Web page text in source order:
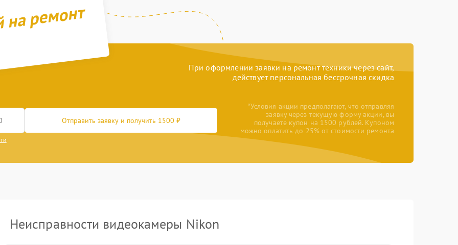
ремонт
При оформлении заявки на ремонт техники через сайт,
действует персональная бессрочная скидка
Отправить заявку и получить 1500 ₽
*Условия акции предполагают, что отправляя
заявку через текущую форму акции, вы
получаете купон на 1500 рублей. Купоном
можно оплатить до 25% от стоимости ремонта
Неисправности видеокамеры Nikon